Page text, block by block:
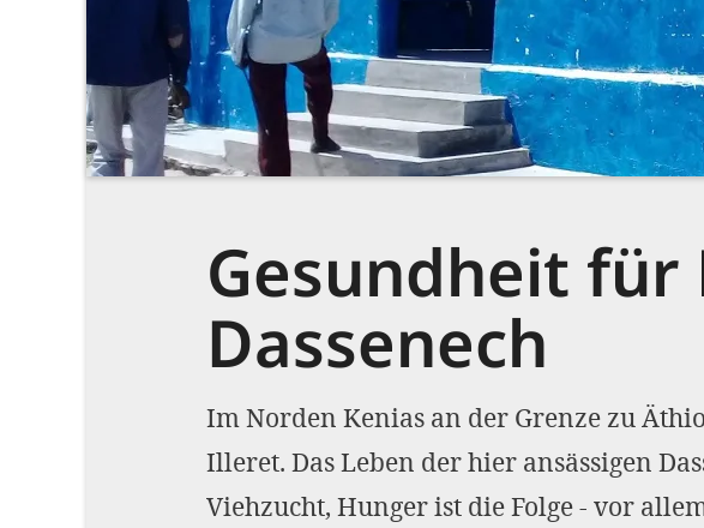
Gesundheit
Dassenech
Im Norden Kenias an der Grenze zu
Illeret. Das Leben der hier ansässigen
Viehzucht, Hunger ist die Folge - vor